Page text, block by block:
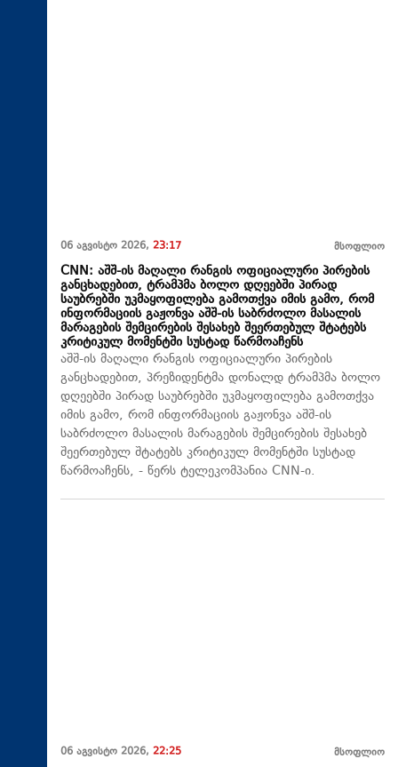
06 აგვისტო 2026, 23:17 მსოფლიო
CNN: აშშ-ის მაღალი რანგის ოფიციალური პირების
განცხადებით, ტრამპმა ბოლო დღეებში პირად
საუბრებში უკმაყოფილება გამოთქვა იმის გამო, რომ
ინფორმაციის გაჟონვა აშშ-ის საბრძოლო მასალის
მარაგების შემცირების შესახებ შეერთებულ შტატებს
კრიტიკულ მომენტში სუსტად წარმოაჩენს
აშშ-ის მაღალი რანგის ოფიციალური პირების
განცხადებით, პრეზიდენტმა დონალდ ტრამპმა ბოლო
დღეებში პირად საუბრებში უკმაყოფილება გამოთქვა
იმის გამო, რომ ინფორმაციის გაჟონვა აშშ-ის
საბრძოლო მასალის მარაგების შემცირების შესახებ
შეერთებულ შტატებს კრიტიკულ მომენტში სუსტად
წარმოაჩენს, - წერს ტელეკომპანია CNN-ი.
06 აგვისტო 2026, 22:25 მსოფლიო